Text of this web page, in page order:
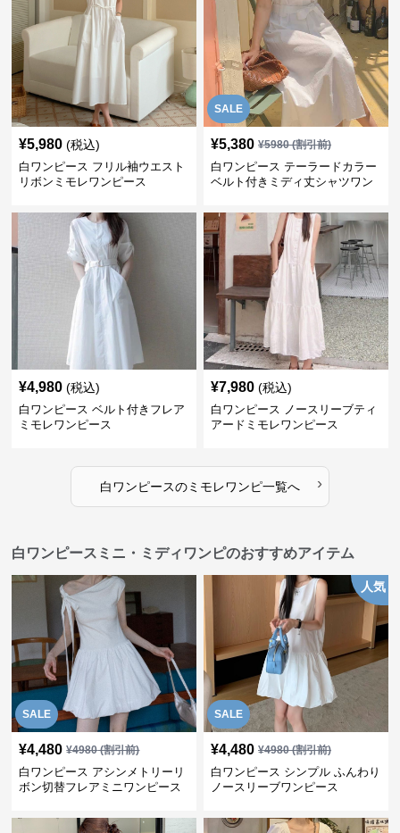
¥5,980 (税込)
白ワンピース フリル袖ウエスト
リボンミモレワンピース
SALE
¥5,380 ¥5980(割引前)
白ワンピース テーラードカラー
ベルト付きミディ丈シャツワン
¥4,980 (税込)
白ワンピース ベルト付きフレア
ミモレワンピース
¥7,980 (税込)
白ワンピース ノースリーブティ
アードミモレワンピース
白ワンピースのミモレワンピ一覧へ ›
白ワンピースミニ・ミディワンピのおすすめアイテム
SALE
¥4,480 ¥4980(割引前)
白ワンピース アシンメトリーリ
ボン切替フレアミニワンピース
SALE
人気
¥4,480 ¥4980(割引前)
白ワンピース シンプル ふんわり
ノースリーブワンピース